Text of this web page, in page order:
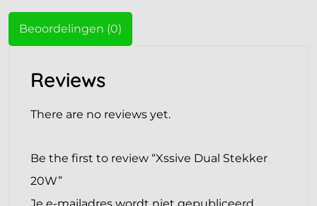
Beoordelingen (0)
Reviews
There are no reviews yet.
Be the first to review “Xssive Dual Stekker
20W”
Je e-mailadres wordt niet gepubliceerd.